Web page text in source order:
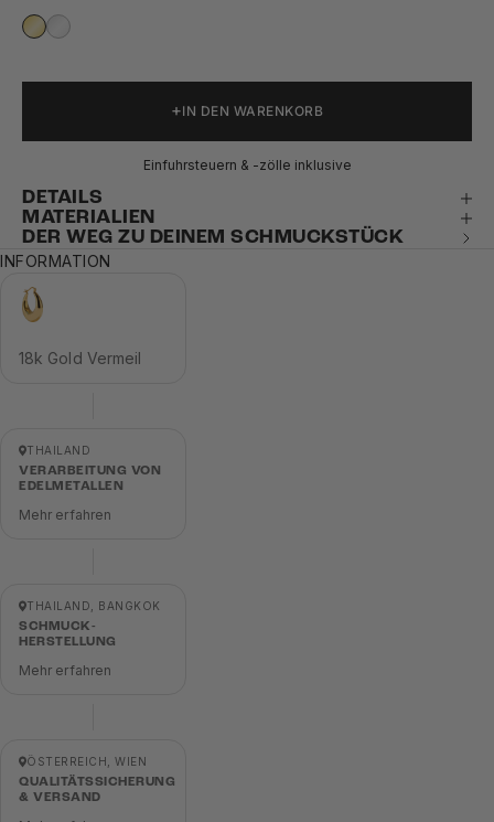
IN DEN WARENKORB
Einfuhrsteuern & -zölle inklusive
DETAILS
MATERIALIEN
DER WEG ZU DEINEM SCHMUCKSTÜCK
INFORMATION
18k Gold Vermeil
THAILAND
VERARBEITUNG VON
EDELMETALLEN
Mehr erfahren
THAILAND, BANGKOK
SCHMUCK-
HERSTELLUNG
Mehr erfahren
ÖSTERREICH, WIEN
QUALITÄTSSICHERUNG
& VERSAND